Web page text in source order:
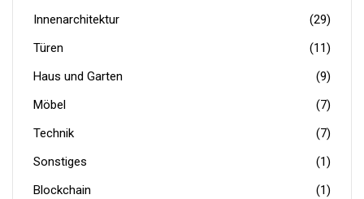
Innenarchitektur
(29)
Türen
(11)
Haus und Garten
(9)
Möbel
(7)
Technik
(7)
Sonstiges
(1)
Blockchain
(1)